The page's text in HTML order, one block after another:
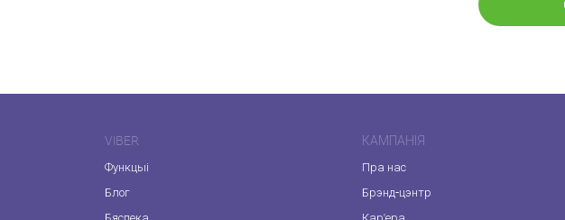
VIBER
Функцыі
Блог
КАМПАНІЯ
Пра нас
Брэнд-цэнтр